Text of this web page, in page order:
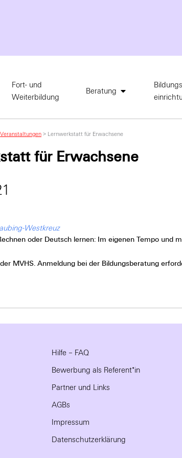
Fort- und
Weiterbildung
Beratung
Veranstaltungen > Lernwerkstatt für Erwachsene
für Erwachsene
Westkreuz
oder Deutsch lernen: Im eigenen Tempo
MVHS. Anmeldung bei der Bildungsberatung
Hilfe – FAQ
Bewerbung als Referent*in
Partner und Links
AGBs
Impressum
Datenschutzerklärung